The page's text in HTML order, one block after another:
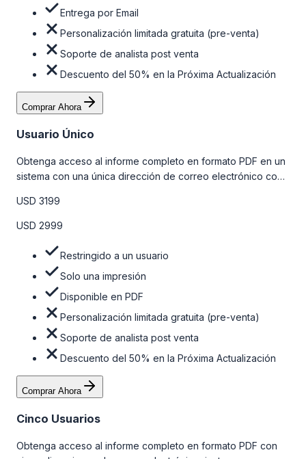
Entrega por Email
Personalización limitada gratuita (pre-venta)
Soporte de analista post venta
Descuento del 50% en la Próxima Actualización
Comprar Ahora
Usuario Único
Obtenga acceso al informe completo en formato PDF en un
sistema con una única dirección de correo electrónico con
la tabla de precios a continuación.
USD 3199
USD 2999
Restringido a un usuario
Solo una impresión
Disponible en PDF
Personalización limitada gratuita (pre-venta)
Soporte de analista post venta
Descuento del 50% en la Próxima Actualización
Comprar Ahora
Cinco Usuarios
Obtenga acceso al informe completo en formato PDF con